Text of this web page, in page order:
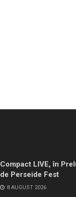
Compact LIVE, în
de Perseide Fest
8 AUGUST 2026